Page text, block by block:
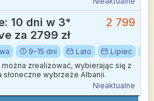
10 dni w 3*
za 2799 zł
2 799
9-15 dni Lato Lipiec
zrealizować, wybierając się z
wybrzeże Albanii.
Nieaktualne